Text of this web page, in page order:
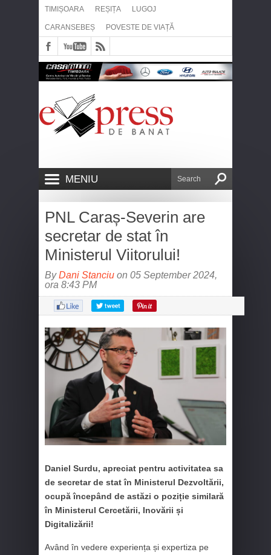
TIMIȘOARA REȘIȚA LUGOJ
CARANSEBEȘ POVESTE DE VIAȚĂ
MENIU
PNL Caraș-Severin are
secretar de stat în
Ministerul Viitorului!
ByDani Stanciu on 05 September 2024,
ora 8:43 PM
Daniel Surdu, apreciat pentru activitatea sa
de secretar de stat în Ministerul Dezvoltării,
ocupă începând de astăzi o poziție similară
în Ministerul Cercetării, Inovării și
Digitalizării!
Având în vedere experiența și expertiza pe